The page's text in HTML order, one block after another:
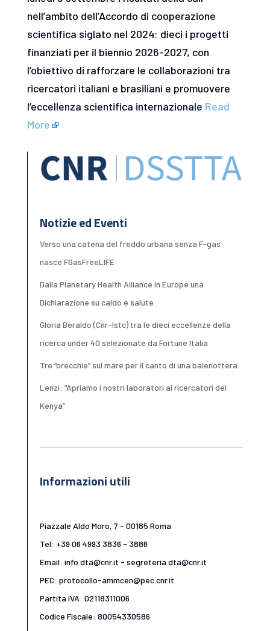
nell’ambito dell’Accordo di cooperazione
scientifica siglato nel 2024: dieci i progetti
finanziati per il biennio 2026-2027, con
l’obiettivo di rafforzare le collaborazioni tra
ricercatori italiani e brasiliani e promuovere
l’eccellenza scientifica internazionale Read
More
Notizie ed Eventi
Verso una catena del freddo urbana senza F-gas:
nasce FGasFreeLIFE
Dalla Planetary Health Alliance in Europe una
Dichiarazione su caldo e salute
Gloria Beraldo (Cnr-Istc) tra le dieci eccellenze della
ricerca under 40 selezionate da Fortune Italia
Tre “orecchie” sul mare per il canto di una balenottera
Lenzi: “Apriamo i nostri laboratori ai ricercatori del
Kenya”
Informazioni utili
Piazzale Aldo Moro, 7 - 00185 Roma
Tel: +39 06 4993 3836 - 3886
Email: info.dta@cnr.it - segreteria.dta@cnr.it
PEC: protocollo-ammcen@pec.cnr.it
Partita IVA: 02118311006
Codice Fiscale: 80054330586